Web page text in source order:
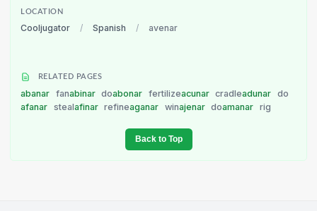
LOCATION
Cooljugator / Spanish / avenar
RELATED PAGES
abanar fanabinar doabonar fertilizeacunar cradleadunar do
afanar stealafinar refineaganar winajenar doamanar rig
Back to Top